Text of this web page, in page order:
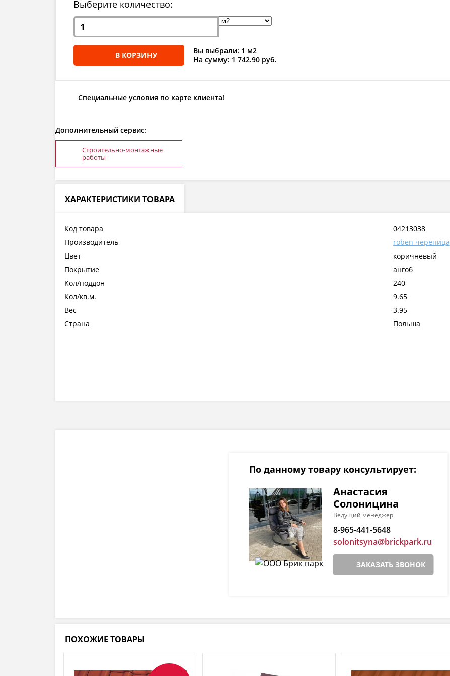
Выберите количество:
В КОРЗИНУ
Вы выбрали: 1 м2
На сумму: 1 742.90 руб.
Специальные условия по карте клиента!
Дополнительный сервис:
Строительно-монтажные
работы
ХАРАКТЕРИСТИКИ ТОВАРА
Код товара
04213038
Производитель
roben черепица
Цвет
коричневый
Покрытие
ангоб
Кол/поддон
240
Кол/кв.м.
9.65
Вес
3.95
Страна
Польша
По данному товару консультирует:
Анастасия
Солоницина
Ведущий менеджер
8-965-441-5648
solonitsyna@brickpark.ru
ЗАКАЗАТЬ ЗВОНОК
ПОХОЖИЕ ТОВАРЫ